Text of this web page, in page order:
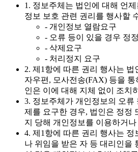
1. 정보주체는 법인에 대해 언
정보 보호 관련 권리를 행사할
- 개인정보 열람요구
- 오류 등이 있을 경우 정
- 삭제요구
- 처리정지 요구
2. 제1항에 따른 권리 행사는 법
자우편, 모사전송(FAX) 등을
인은 이에 대해 지체 없이 조치
3. 정보주체가 개인정보의 오류
제를 요구한 경우, 법인은 정정
지 당해 개인정보를 이용하거
4. 제1항에 따른 권리 행사는 정
나 위임을 받은 자 등 대리인을